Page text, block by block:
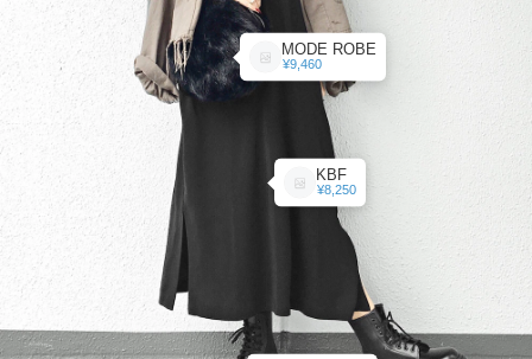
MODE ROBE
¥9,460
KBF
¥8,250